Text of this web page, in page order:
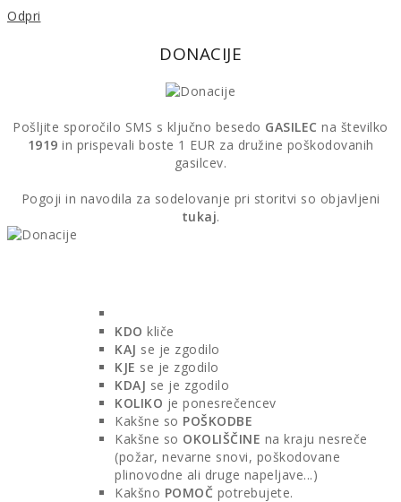
Odpri
DONACIJE
Pošljite sporočilo SMS s ključno besedo GASILEC na številko
1919 in prispevali boste 1 EUR za družine poškodovanih
gasilcev.
Pogoji in navodila za sodelovanje pri storitvi so objavljeni
tukaj.
KDO kliče
KAJ se je zgodilo
KJE se je zgodilo
KDAJ se je zgodilo
KOLIKO je ponesrečencev
Kakšne so POŠKODBE
Kakšne so OKOLIŠČINE na kraju nesreče
(požar, nevarne snovi, poškodovane
plinovodne ali druge napeljave...)
Kakšno POMOČ potrebujete.